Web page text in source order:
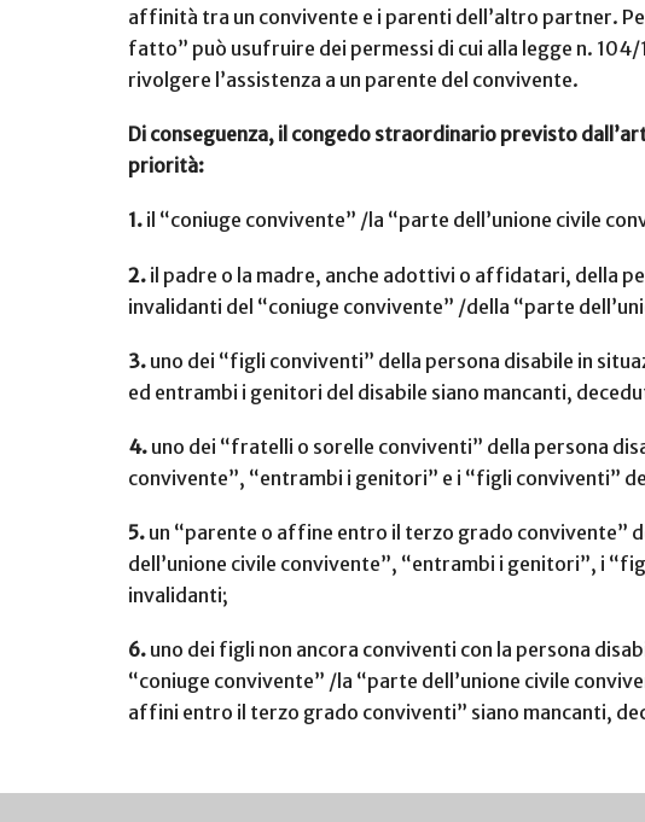
affinità tra un convivente e i parenti dell’altro partner.
fatto” può usufruire dei permessi di cui alla legge n. 104/
rivolgere l’assistenza a un parente del convivente.
Di conseguenza, il congedo straordinario previsto
priorità:
1. il “coniuge convivente” /la “parte dell’unione civile
2. il padre o la madre, anche adottivi o affidatari, della
invalidanti del “coniuge convivente” /della “parte
3. uno dei “figli conviventi” della persona disabile in
ed entrambi i genitori del disabile siano mancanti,
4. uno dei “fratelli o sorelle conviventi” della persona
convivente”, “entrambi i genitori” e i “figli conviventi”
5. un “parente o affine entro il terzo grado convivente”
dell’unione civile convivente”, “entrambi i genitori”, i
invalidanti;
6. uno dei figli non ancora conviventi con la persona
“coniuge convivente” /la “parte dell’unione civile
affini entro il terzo grado conviventi” siano mancanti,